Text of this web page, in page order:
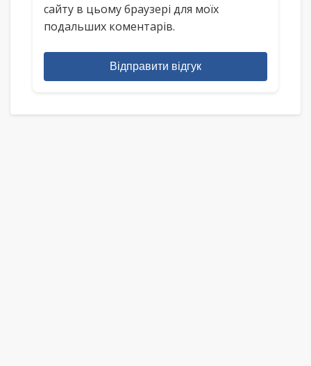
сайту в цьому браузері для моїх
подальших коментарів.
Відправити відгук